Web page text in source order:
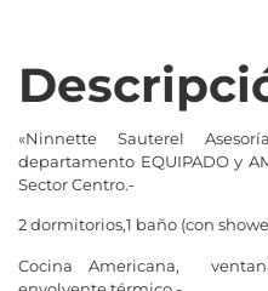
«Ninnette Sauterel
departamento EQUIPADO y
Sector Centro.-
2 dormitorios,1 baño (con
Cocina Americana,